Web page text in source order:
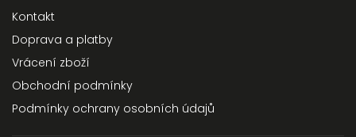
Kontakt
Doprava a platby
Vrácení zboží
Obchodní podmínky
Podmínky ochrany osobních údajů